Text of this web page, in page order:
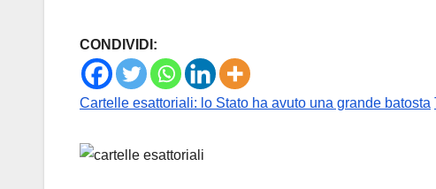
CONDIVIDI:
Cartelle esattoriali: lo Stato ha avuto una grande batosta